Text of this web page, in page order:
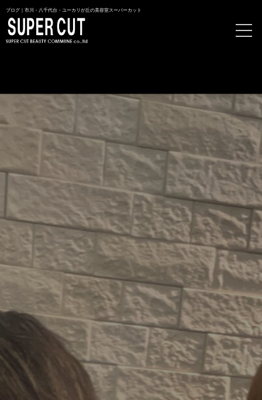
ブログ｜市川・八千代台・ユーカリが丘の美容室スーパーカット